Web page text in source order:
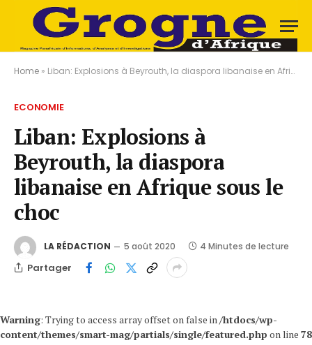
Home » Liban: Explosions à Beyrouth, la diaspora libanaise en Afrique sous le choc
ECONOMIE
Liban: Explosions à
Beyrouth, la diaspora
libanaise en Afrique sous le
choc
LA RÉDACTION 5 août 2020 4 Minutes de lecture
Partager
Warning: Trying to access array offset on false in/htdocs/wp-
content/themes/smart-mag/partials/single/featured.php on line 78